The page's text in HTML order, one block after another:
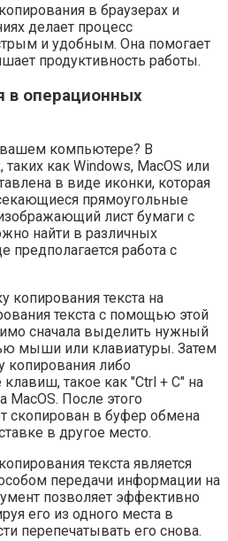
в браузерах и
делает процесс
и удобным. Она помогает
продуктивность работы.
в операционных
вашем компьютере? В
как Windows, MacOS или
в виде иконки, которая
прямоугольные
лист бумаги с
найти в различных
предполагается работа с
копирования текста на
текста с помощью этой
сначала выделить нужный
мыши или клавиатуры. Затем
копирования либо
клавиш, такое как "Ctrl + C" на
MacOS. После этого
скопирован в буфер обмена
в другое место.
текста является
передачи информации на
позволяет эффективно
его из одного места в
перепечатывать его снова.